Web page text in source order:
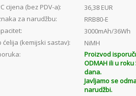
cijena (bez PDV-a):
36,38 EUR
za narudžbu:
RRB80-E
3000mAh/36Wh
ćelija (kemijski sastav):
NiMH
Proizvod
ODMAH ili u
dana.
Javljamo se
narudžbi.